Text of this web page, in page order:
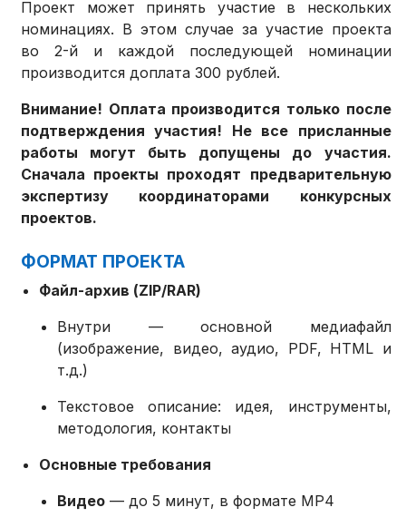
Проект может принять участие в нескольких
номинациях. В этом случае за участие проекта
во 2-й и каждой последующей номинации
производится доплата 300 рублей.
Внимание! Оплата производится только после
подтверждения участия! Не все присланные
работы могут быть допущены до участия.
Сначала проекты проходят предварительную
экспертизу координаторами конкурсных
проектов.
ФОРМАТ ПРОЕКТА
Файл-архив (ZIP/RAR)
Внутри — основной медиафайл
(изображение, видео, аудио, PDF, HTML и
т.д.)
Текстовое описание: идея, инструменты,
методология, контакты
Основные требования
Видео — до 5 минут, в формате MP4